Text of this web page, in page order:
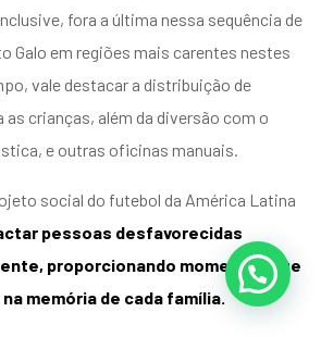
fora a última nessa sequência de
Galo em regiões mais carentes nestes
vale destacar a distribuição de
as crianças, além da diversão com o
e outras oficinas manuais.
social do futebol da América Latina
pessoas desfavorecidas
proporcionando momentos que
memória de cada família.